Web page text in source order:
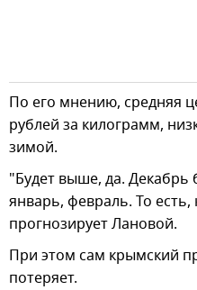
По его мнению, средняя
рублей за килограмм,
зимой.
"Будет выше, да. Декабрь
январь, февраль. То
прогнозирует Лановой.
При этом сам крымский
потеряет.